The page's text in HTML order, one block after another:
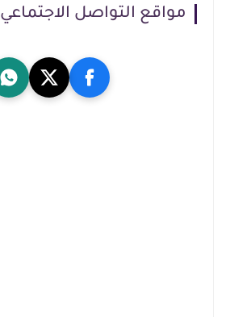
مواقع التواصل الاجتماعي